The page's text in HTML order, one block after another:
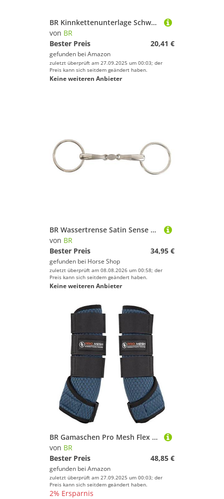
BR Kinnkettenunterlage Schwarz
von BR
Bester Preis
20,41 €
gefunden bei Amazon
zuletzt überprüft am 27.09.2025 um 00:03; der
Preis kann sich seitdem geändert haben.
Keine weiteren Anbieter
BR Wassertrense Satin Sense doppelt gebrochen 14mm
von BR
Bester Preis
34,95 €
gefunden bei Horse Shop
zuletzt überprüft am 08.08.2026 um 00:58; der
Preis kann sich seitdem geändert haben.
Keine weiteren Anbieter
BR Gamaschen Pro Mesh Flex Dunkelblau - L - Dunkelblau
von BR
Bester Preis
48,85 €
gefunden bei Amazon
zuletzt überprüft am 27.09.2025 um 00:03; der
Preis kann sich seitdem geändert haben.
2% Ersparnis